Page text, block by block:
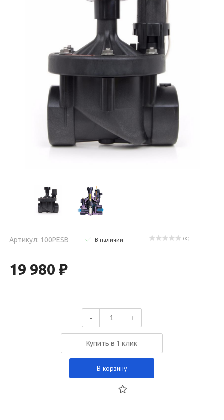
Артикул: 100PESB В наличии ( 0 )
19 980 ₽
- +
Купить в 1 клик
В корзину